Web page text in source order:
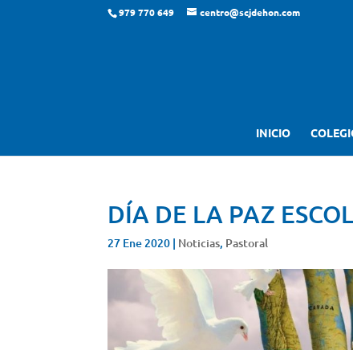
979 770 649 centro@scjdehon.com
INICIO
DÍA DE LA PAZ
27 Ene 2020 | Noticias, Pastoral